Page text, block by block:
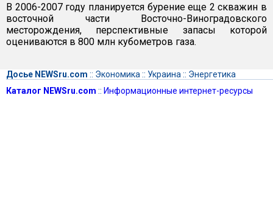
В 2006-2007 году планируется бурение еще 2 скважин в
восточной части Восточно-Виноградовского
месторождения, перспективные запасы которой
оцениваются в 800 млн кубометров газа.
Досье NEWSru.com :: Экономика :: Украина :: Энергетика
Каталог NEWSru.com :: Информационные интернет-ресурсы